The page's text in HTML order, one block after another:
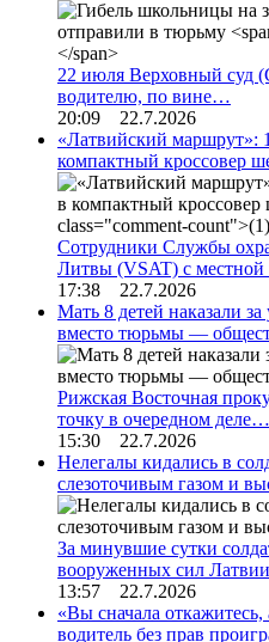
22 июля Верховный суд
водителю, по вине…
20:09 22.7.2026
«Латвийский маршрут»:
компактный кроссовер
Сотрудники Службы
Литвы (VSAT) с
17:38 22.7.2026
Мать 8 детей наказали
вместо тюрьмы —
Рижская Восточная
точку в очередном деле…
15:30 22.7.2026
Нелегалы кидались в
слезоточивым газом и
За минувшие сутки
вооруженных сил
13:57 22.7.2026
«Вы сначала откажитесь,
водитель без прав